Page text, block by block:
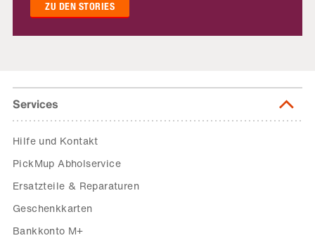
ZU DEN STORIES
Services
Hilfe und Kontakt
PickMup Abholservice
Ersatzteile & Reparaturen
Geschenkkarten
Bankkonto M+